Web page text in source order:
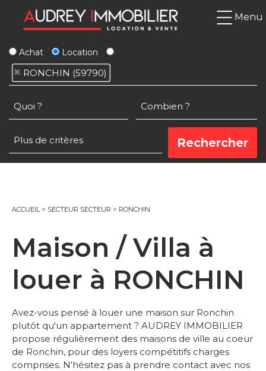
Menu
Achat Location
RONCHIN (59790)
ACCUEIL> SECTEUR SECTEUR > RONCHIN
Maison / Villa à
louer à RONCHIN
Avez-vous pensé à louer une maison sur Ronchin
plutôt qu'un appartement ? AUDREY IMMOBILIER
propose régulièrement des maisons de ville au coeur
de Ronchin, pour des loyers compétitifs charges
comprises. N'hésitez pas à prendre contact avec nos